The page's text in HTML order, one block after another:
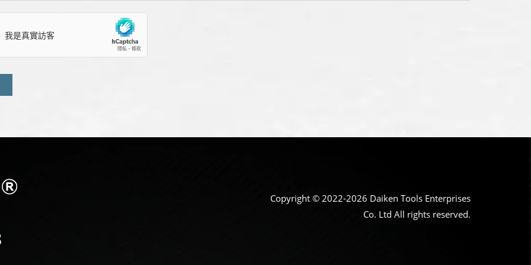
Copyright © 2022-2026 Daiken Tools Enterprises
Co. Ltd All rights reserved.